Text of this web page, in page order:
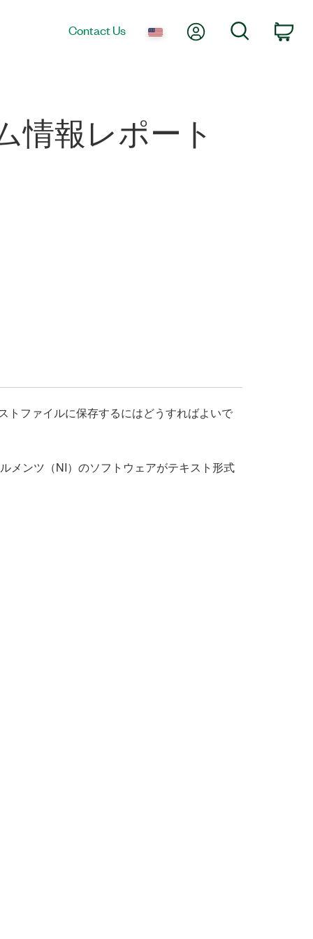
Contact Us My AccountSearch
情報レポート
トファイルに保存するにはどうすればよいで
メンツ（NI）のソフトウェアがテキスト形式